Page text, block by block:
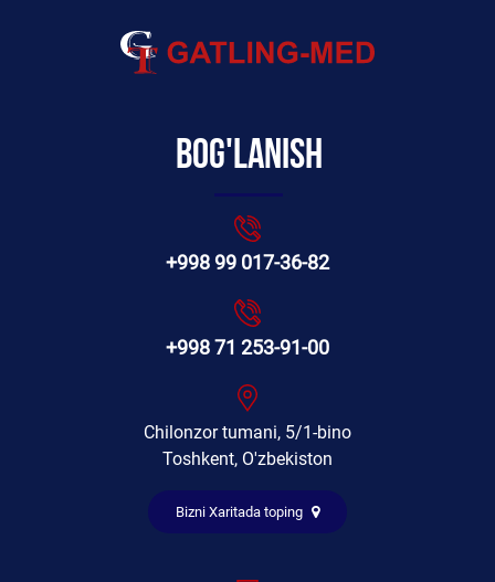
Bog'lanish
+998 99 017-36-82
+998 71 253-91-00
Chilonzor tumani, 5/1-bino
Toshkent, O'zbekiston
Bizni Xaritada toping